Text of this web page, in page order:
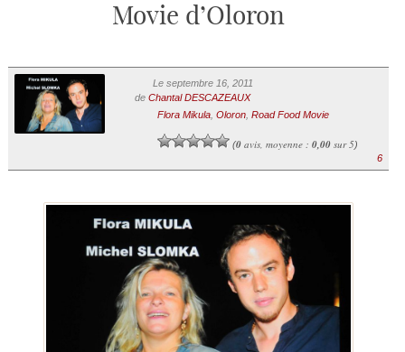
Movie d’Oloron
Le septembre 16, 2011
de Chantal DESCAZEAUX
Flora Mikula, Oloron, Road Food Movie
(0avis, moyenne : 0,00sur 5)
6